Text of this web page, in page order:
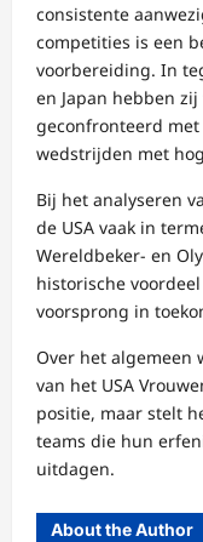
consistente
competities is een
voorbereiding. In
en Japan hebben
geconfronteerd
wedstrijden met
Bij het analyseren
de USA vaak in
Wereldbeker- en
historische
voorsprong in
Over het algemeen
van het USA
positie, maar stelt
teams die hun
uitdagen.
About the Author